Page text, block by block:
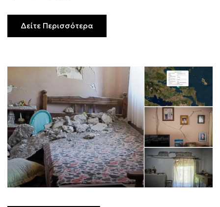
ΚΑΙ
Δείτε Περισσότερα